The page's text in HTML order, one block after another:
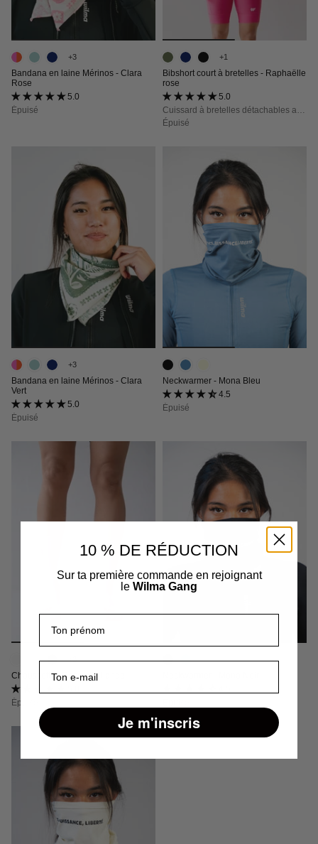
+3
Bandana en laine Mérinos - Clara
Rose
5.0 (16 avis)
Épuisé
+1
Bibshort court à bretelles - Raphaëlle
rose
5.0 (53 avis)
Épuisé
+3
Bandana en laine Mérinos - Clara
Vert
5.0 (16 avis)
Épuisé
Neckwarmer - Mona Bleu
4.5 (2 avis)
Épuisé
+3
Chaussettes Rose - Rollande
Épuisé
10 % DE RÉDUCTION
Sur ta première commande en rejoignant
le Wilma Gang
Je m'inscris